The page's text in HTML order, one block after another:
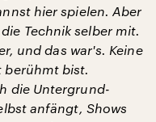
hier spielen. Aber
Technik selber mit.
und das war's. Keine
berühmt bist.
die Untergrund-
anfängt, Shows